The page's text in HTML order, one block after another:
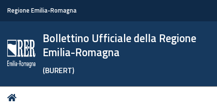
Regione Emilia-Romagna
Bollettino Ufficiale della Regione
Emilia-Romagna
(BURERT)
Tu